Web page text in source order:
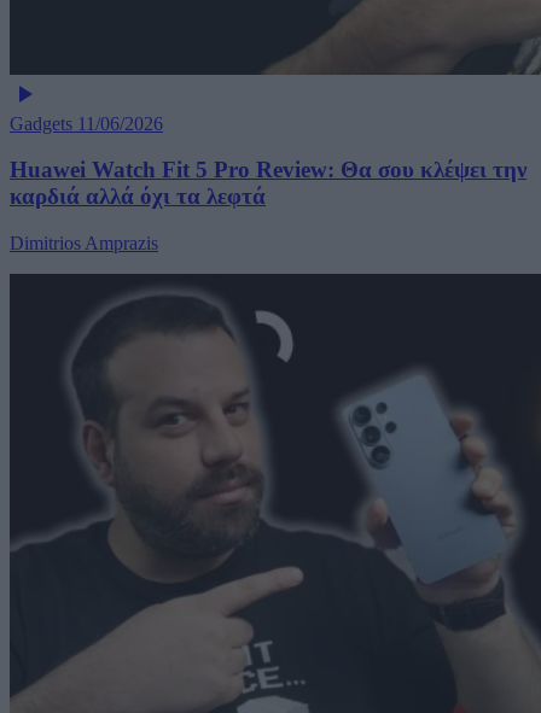
Gadgets 11/06/2026
Huawei Watch Fit 5 Pro Review: Θα σου κλέψει την
καρδιά αλλά όχι τα λεφτά
Dimitrios Amprazis